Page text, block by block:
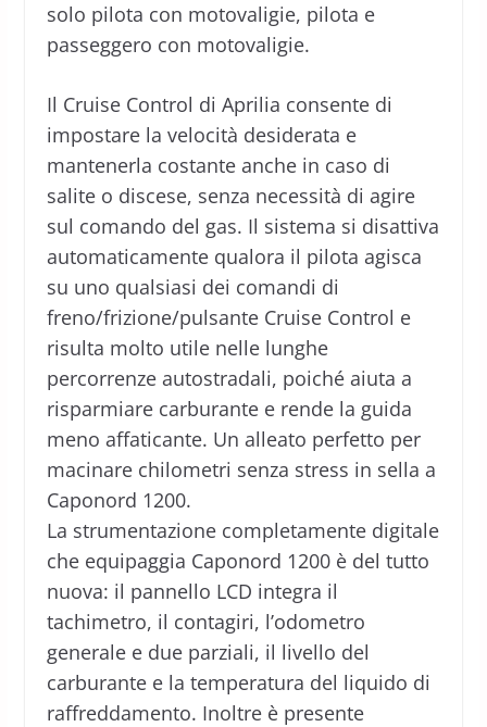
solo pilota con motovaligie, pilota e
passeggero con motovaligie.
Il Cruise Control di Aprilia consente di
impostare la velocità desiderata e
mantenerla costante anche in caso di
salite o discese, senza necessità di agire
sul comando del gas. Il sistema si disattiva
automaticamente qualora il pilota agisca
su uno qualsiasi dei comandi di
freno/frizione/pulsante Cruise Control e
risulta molto utile nelle lunghe
percorrenze autostradali, poiché aiuta a
risparmiare carburante e rende la guida
meno affaticante. Un alleato perfetto per
macinare chilometri senza stress in sella a
Caponord 1200.
La strumentazione completamente digitale
che equipaggia Caponord 1200 è del tutto
nuova: il pannello LCD integra il
tachimetro, il contagiri, l’odometro
generale e due parziali, il livello del
carburante e la temperatura del liquido di
raffreddamento. Inoltre è presente